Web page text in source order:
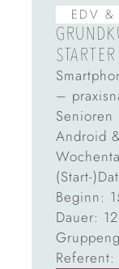
EDV &
–
Senioren
Android
(Start-
Beginn:
Dauer: